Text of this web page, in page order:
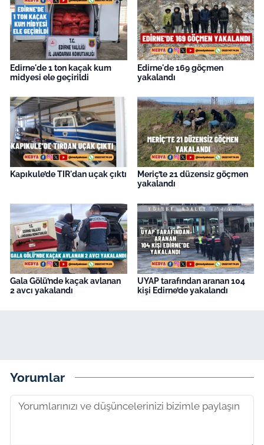
Edirne'de 1 ton kaçak kum
midyesi ele geçirildi
Edirne'de 169 göçmen
yakalandı
Kapıkule’de TIR'dan uçak çıktı
Meriç’te 21 düzensiz göçmen
yakalandı
Gala Gölü’nde kaçak avlanan
2 avcı yakalandı
UYAP tarafından aranan 104
kişi Edirne’de yakalandı
Yorumlar